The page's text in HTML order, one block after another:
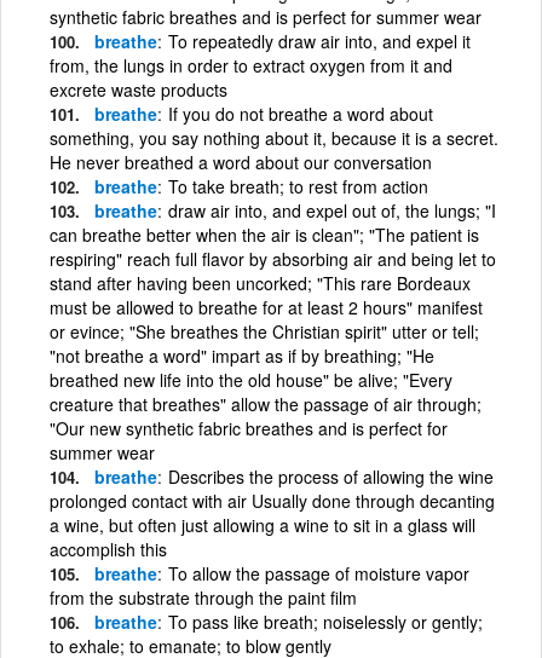
synthetic fabric breathes and is perfect for summer wear
breathe To repeatedly draw air into, and expel it
from, the lungs in order to extract oxygen from it and
excrete waste products
breathe If you do not breathe a word about
something, you say nothing about it, because it is a secret.
He never breathed a word about our conversation
breathe To take breath; to rest from action
breathe draw air into, and expel out of, the lungs; "I
can breathe better when the air is clean"; "The patient is
respiring" reach full flavor by absorbing air and being let to
stand after having been uncorked; "This rare Bordeaux
must be allowed to breathe for at least 2 hours" manifest
or evince; "She breathes the Christian spirit" utter or tell;
"not breathe a word" impart as if by breathing; "He
breathed new life into the old house" be alive; "Every
creature that breathes" allow the passage of air through;
"Our new synthetic fabric breathes and is perfect for
summer wear
breathe Describes the process of allowing the wine
prolonged contact with air Usually done through decanting
a wine, but often just allowing a wine to sit in a glass will
accomplish this
breathe To allow the passage of moisture vapor
from the substrate through the paint film
breathe To pass like breath; noiselessly or gently;
to exhale; to emanate; to blow gently